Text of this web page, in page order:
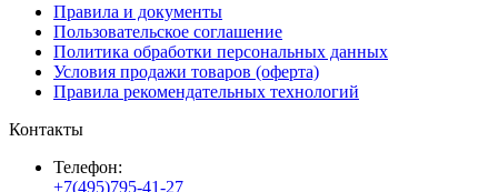
Правила и документы
Пользовательское соглашение
Политика обработки персональных данных
Условия продажи товаров (оферта)
Правила рекомендательных технологий
Контакты
Телефон:
+7(495)795-41-27